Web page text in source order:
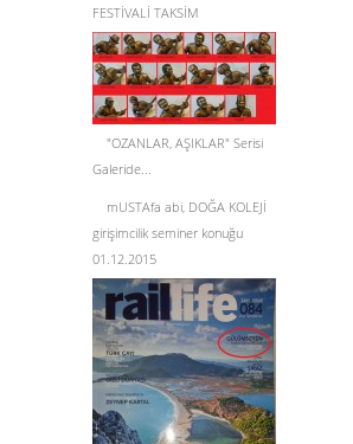
FESTİVALİ TAKSİM
"OZANLAR, AŞIKLAR" Serisi
Galeride...
mUSTAfa abi, DOĞA KOLEJİ
girişimcilik seminer konuğu
01.12.2015